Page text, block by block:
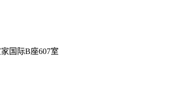
国际B座607室